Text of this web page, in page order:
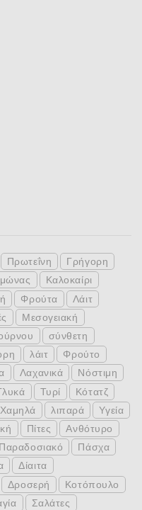
Πρωτεΐνη
Γρήγορη
Καλοκαίρι
Φρούτα
Λάιτ
Μεσογειακή
σύνθετη
λάιτ
Φρούτο
Λαχανικά
Νόστιμη
Τυρί
Κότατζ
Χαμηλά λιπαρά
Υγεία
Πίτες
Ανθότυρο
Παραδοσιακό
Πάσχα
Δίαιτα
Δροσερή
Κοτόπουλο
Σαλάτες